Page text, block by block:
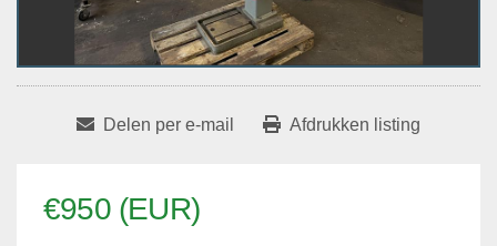
Delen per e-mail Afdrukken listing
€950 (EUR)